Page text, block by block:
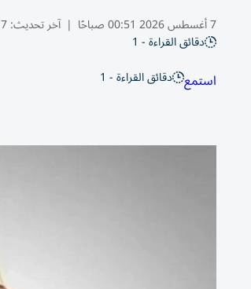
7 أغسطس 2026 00:51 صباحًا | آخر تحديث:7 أغسطس 00:55 2026
دقائق القراءة - 1
استمع دقائق القراءة - 1